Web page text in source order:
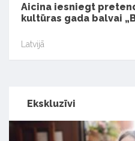
Aicina iesniegt
kultūras gada balvai
Latvijā
Ekskluzīvi